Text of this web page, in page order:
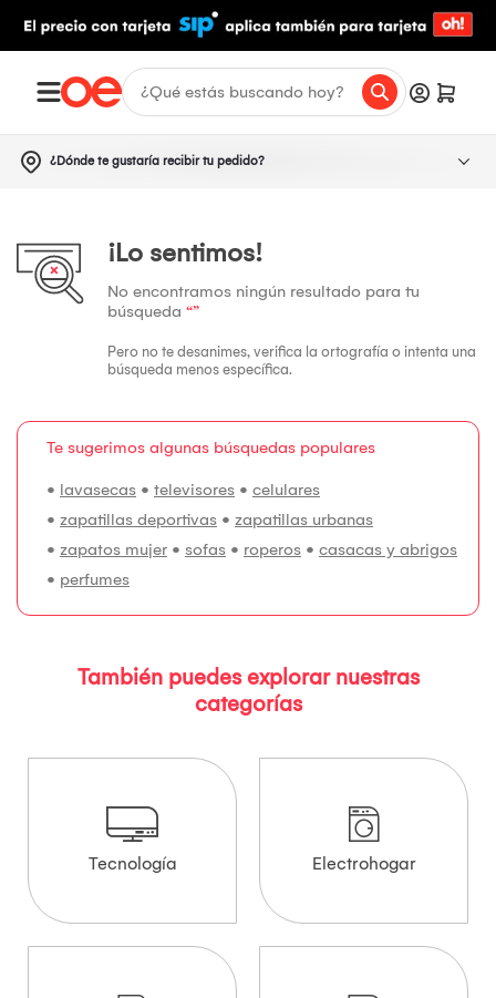
¿Dónde te gustaría recibir tu pedido?
¡Lo sentimos!
No encontramos ningún resultado para tu
búsqueda “”
Pero no te desanimes, verifica la ortografía o intenta una
búsqueda menos específica.
Te sugerimos algunas búsquedas populares
• lavasecas • televisores • celulares
• zapatillas deportivas • zapatillas urbanas
• zapatos mujer • sofas • roperos • casacas y abrigos
• perfumes
También puedes explorar nuestras
categorías
Tecnología Electrohogar